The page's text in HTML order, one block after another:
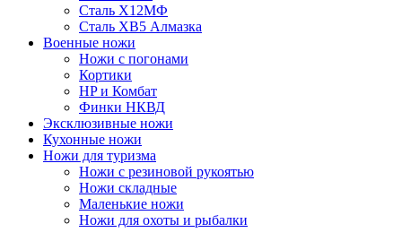
Сталь Х12МФ
Сталь ХВ5 Алмазка
Военные ножи
Ножи с погонами
Кортики
HP и Комбат
Финки НКВД
Эксклюзивные ножи
Кухонные ножи
Ножи для туризма
Ножи с резиновой рукоятью
Ножи складные
Маленькие ножи
Ножи для охоты и рыбалки